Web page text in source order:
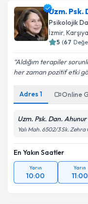
Uzm. Psk.
Psikolojik
İzmir,
5 (67
Aldığım terapiler
her zaman pozitif etki
Adres 1 Online
Uzm. Psk. Dan. Ahunur
Yalı Mah. 6502/3 Sk.
En Yakın Saatler
Yarın
10:00
Yarın
11:00